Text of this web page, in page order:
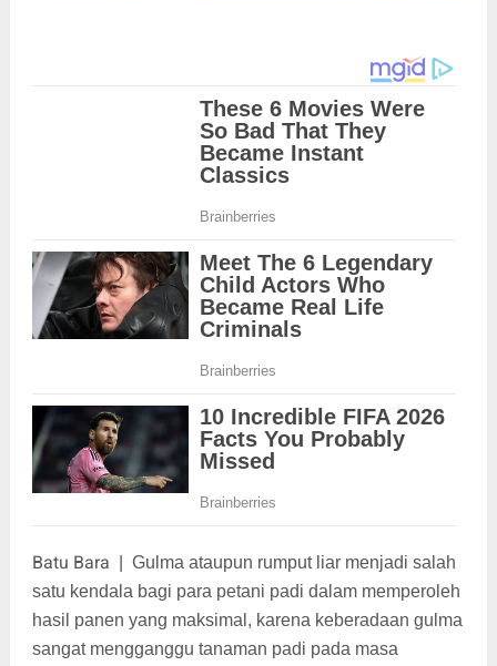
Batu Bara
Gulma ataupun rumput liar menjadi salah
satu kendala bagi para petani padi dalam memperoleh
hasil panen yang maksimal, karena keberadaan gulma
sangat mengganggu tanaman padi pada masa